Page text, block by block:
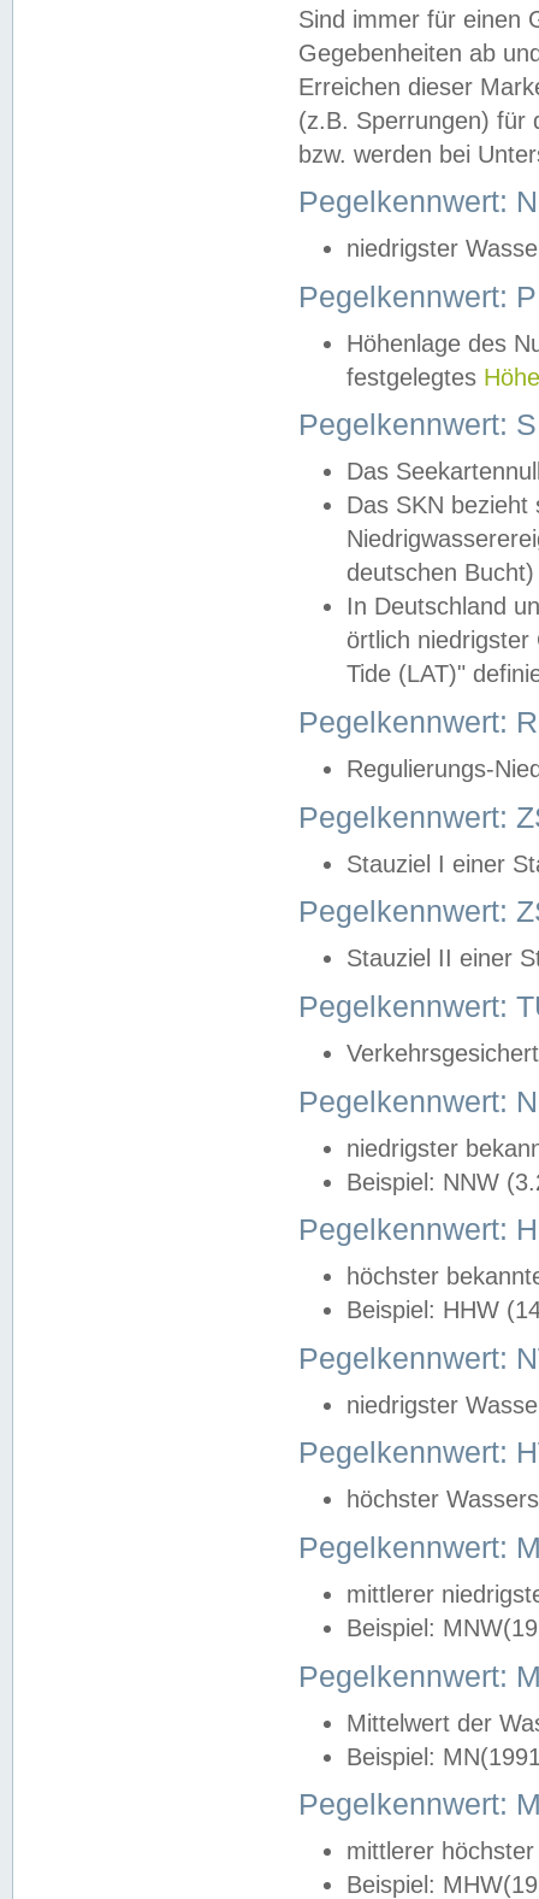
Sind immer für einen
Gegebenheiten ab
Erreichen dieser
(z.B. Sperrungen) für
bzw. werden bei
Pegelkennwert:
niedrigster
Pegelkennwert:
Höhenlage des
festgelegtes
Pegelkennwert:
Das
Das SKN
deutschen
In Deutschland
örtlich
Tide (LAT)"
Pegelkennwert:
Regulierungs-
Pegelkennwert:
Stauziel I einer
Pegelkennwert:
Stauziel II einer
Pegelkennwert:
Pegelkennwert:
niedrigster
Beispiel: NNW
Pegelkennwert:
höchster
Beispiel: HHW
Pegelkennwert:
niedrigster
Pegelkennwert:
höchster
Pegelkennwert:
mittlerer
Beispiel:
Pegelkennwert:
Mittelwert der
Beispiel:
Pegelkennwert:
mittlerer
Beispiel: